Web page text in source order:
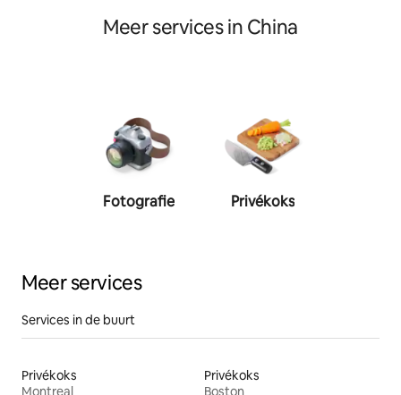
Meer services in China
Fotografie Privékoks
Meer services
Services in de buurt
Privékoks
Privékoks